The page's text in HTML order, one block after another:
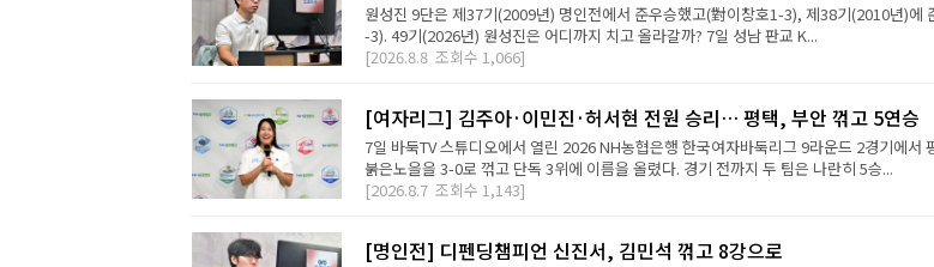
원성진 9단은 제37기(2009년) 명인전에서 준우승했고(對이창호1-3), 제38기(2010년)에
-3). 49기(2026년) 원성진은 어디까지 치고 올라갈까? 7일 성남 판교 K...
[2026.8.8 조회수 1,066]
[여자리그] 김주아·이민진·허서현 전원 승리… 평택, 부안 꺾고 5연승
7일 바둑TV 스튜디오에서 열린 2026 NH농협은행 한국여자바둑리그 9라운드 2경기에서
붉은노을을 3-0로 꺾고 단독 3위에 이름을 올렸다. 경기 전까지 두 팀은 나란히 5승...
[2026.8.7 조회수 1,143]
[명인전] 디펜딩챔피언 신진서, 김민석 꺾고 8강으로